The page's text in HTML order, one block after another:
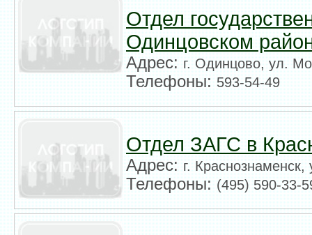
Отдел
Одинцовском
Адрес:г. Одинцово, ул.
Телефоны:593-54-49
Отдел ЗАГС в
Адрес:г.
Телефоны:(495) 590-33-